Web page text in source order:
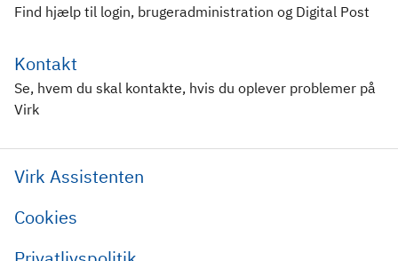
Find hjælp til login, brugeradministration og Digital Post
Kontakt
Se, hvem du skal kontakte, hvis du oplever problemer på
Virk
Virk Assistenten
Cookies